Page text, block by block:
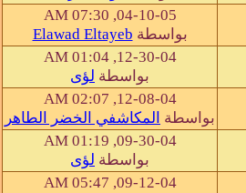
04-10-05, 07:30 AM
بواسطة Elawad Eltayeb
12-30-04, 01:04 AM
بواسطة لؤى
12-08-04, 02:07 AM
بواسطة المكاشفي الخضر الطاهر
09-30-04, 01:19 AM
بواسطة لؤى
09-12-04, 05:47 AM